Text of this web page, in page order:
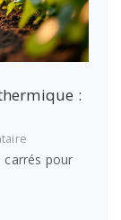
:
Achat
ou
carrés pour